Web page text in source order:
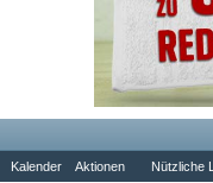
Kalender Aktionen Nützliche